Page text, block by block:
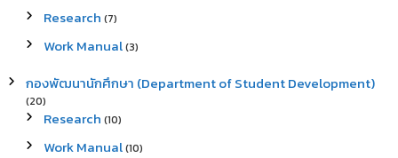
Research (7)
Work Manual(3)
กองพัฒนานักศึกษา (Department of Student Development)
(20)
Research (10)
Work Manual(10)